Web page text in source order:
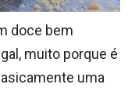
doce bem
muito porque é
uma